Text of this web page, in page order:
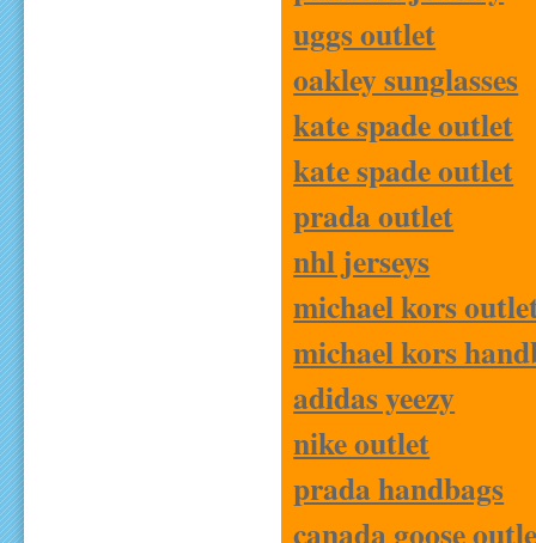
uggs outlet
oakley sunglasses
kate spade outlet
kate spade outlet
prada outlet
nhl jerseys
michael kors
michael kors
adidas yeezy
nike outlet
prada handbags